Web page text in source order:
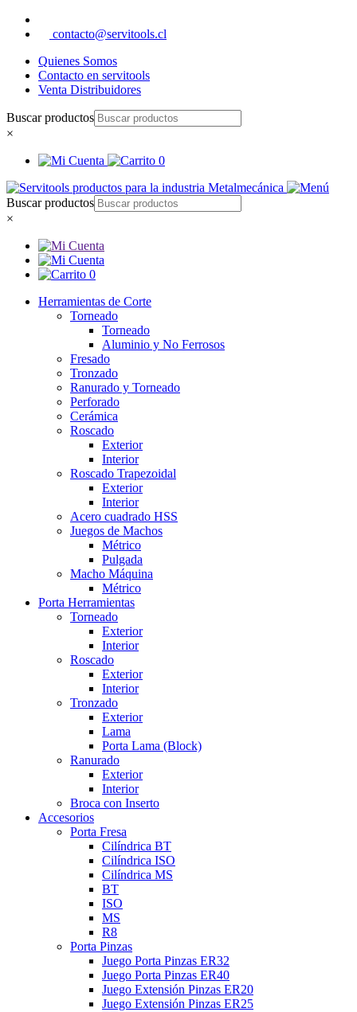
contacto@servitools.cl
Quienes Somos
Contacto en servitools
Venta Distribuidores
Buscar productos
×
0
Buscar productos
×
0
Herramientas de Corte
Torneado
Torneado
Aluminio y No Ferrosos
Fresado
Tronzado
Ranurado y Torneado
Perforado
Cerámica
Roscado
Exterior
Interior
Roscado Trapezoidal
Exterior
Interior
Acero cuadrado HSS
Juegos de Machos
Métrico
Pulgada
Macho Máquina
Métrico
Porta Herramientas
Torneado
Exterior
Interior
Roscado
Exterior
Interior
Tronzado
Exterior
Lama
Porta Lama (Block)
Ranurado
Exterior
Interior
Broca con Inserto
Accesorios
Porta Fresa
Cilíndrica BT
Cilíndrica ISO
Cilíndrica MS
BT
ISO
MS
R8
Porta Pinzas
Juego Porta Pinzas ER32
Juego Porta Pinzas ER40
Juego Extensión Pinzas ER20
Juego Extensión Pinzas ER25